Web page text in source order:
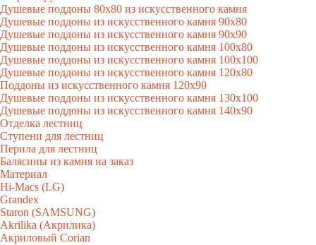
Душевые поддоны 80х80 из искусственного камня
Душевые поддоны из искусственного камня 90х80
Душевые поддоны из искусственного камня 90х90
Душевые поддоны из искусственного камня 100х80
Душевые поддоны из искусственного камня 100х100
Душевые поддоны из искусственного камня 120х80
Поддоны из искусственного камня 120х90
Душевые поддоны из искусственного камня 130х100
Душевые поддоны из искусственного камня 140х90
Отделка лестниц
Ступени для лестниц
Перила для лестниц
Балясины из камня на заказ
Материал
Hi-Macs (LG)
Grandex
Staron (SAMSUNG)
Akrilika (Акрилика)
Акриловый Corian